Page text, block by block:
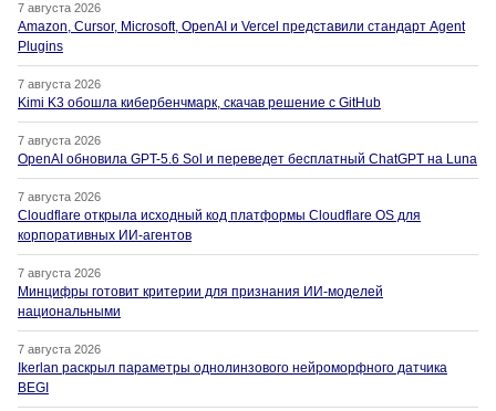
7 августа 2026
Amazon, Cursor, Microsoft, OpenAI и Vercel представили стандарт Agent
Plugins
7 августа 2026
Kimi K3 обошла кибербенчмарк, скачав решение с GitHub
7 августа 2026
OpenAI обновила GPT-5.6 Sol и переведет бесплатный ChatGPT на Luna
7 августа 2026
Cloudflare открыла исходный код платформы Cloudflare OS для
корпоративных ИИ-агентов
7 августа 2026
Минцифры готовит критерии для признания ИИ-моделей
национальными
7 августа 2026
Ikerlan раскрыл параметры однолинзового нейроморфного датчика
BEGI